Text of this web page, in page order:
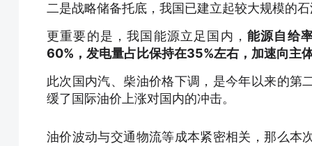
二是战略储备托底，我国已建立起较大规模的
更重要的是，我国能源立足国内， 能源自给
60%，发电量占比保持在35%左右，加速向主
此次国内汽、柴油价格下调，是今年以来的第
缓了国际油价上涨对国内的冲击。
油价波动与交通物流等成本紧密相关，那么本